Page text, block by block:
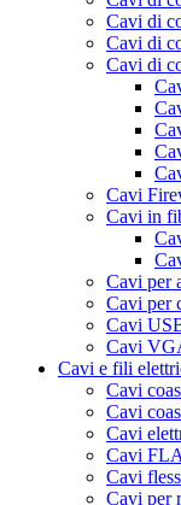
Cavi di
Cavi di
Cavi di
Cavi
Cavi in
Cavi per
Cavi per
Cavi
Cavi
Cavi e fili
Cavi
Cavi
Cavi
Cavi
Cavi
Cavi per